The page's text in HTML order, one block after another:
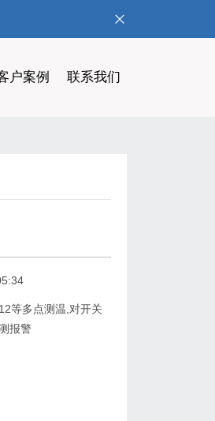
户案例 联系我们
等多点测温,对开关
报警